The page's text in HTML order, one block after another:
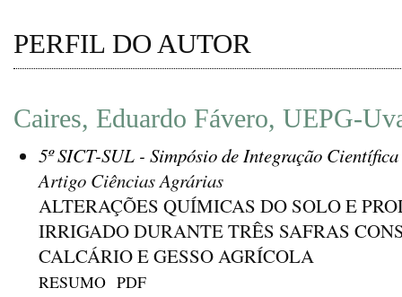
PERFIL DO AUTOR
Caires, Eduardo Fávero, UEPG-
5º SICT-SUL - Simpósio de Integração
Artigo Ciências Agrárias
ALTERAÇÕES QUÍMICAS DO SOLO E
IRRIGADO DURANTE TRÊS SAFRAS
CALCÁRIO E GESSO AGRÍCOLA
RESUMO PDF